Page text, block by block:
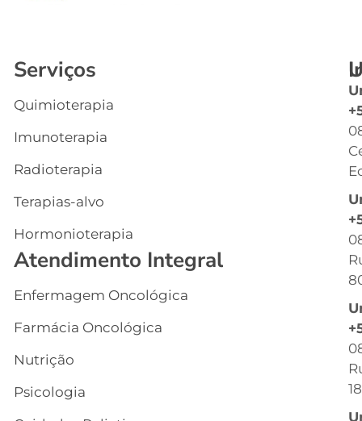
Serviços
Quimioterapia
Imunoterapia
Radioterapia
Terapias-alvo
Hormonioterapia
Atendimento Integral
Enfermagem Oncológica
Farmácia Oncológica
Nutrição
Psicologia